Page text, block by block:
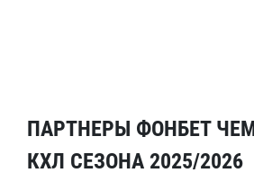
ПАРТНЕРЫ ФОНБЕТ
КХЛ СЕЗОНА 2025/2026